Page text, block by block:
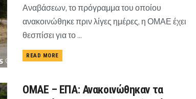
Αναβάσεων, το πρόγραμμα του οποίου
ανακοινώθηκε πριν λίγες ημέρες, η ΟΜΑΕ έχει
θεσπίσει για το ...
READ MORE
ΟΜΑΕ – ΕΠΑ: Ανακοινώθηκαν τα